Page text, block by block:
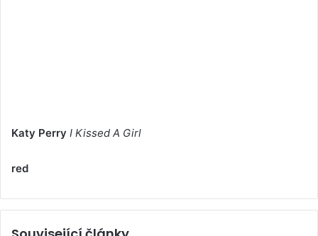
Katy Perry I Kissed A Girl
red